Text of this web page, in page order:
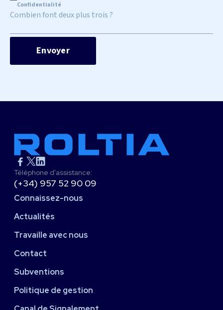
Confidentialité
Combien font deux plus trois ?
Téléphone d'assistance:
(+34) 957 52 90 09
Connaissez-nous
Actualités
Travaille avec nous
Contact
Subventions
Politique de gestion